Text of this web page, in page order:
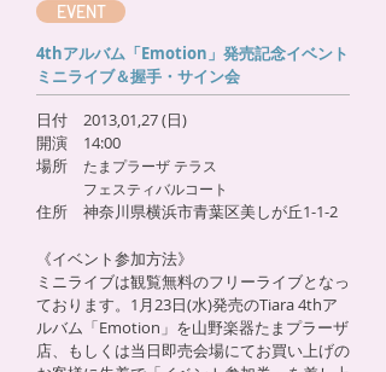
EVENT
4thアルバム「Emotion」発売記念イベント
ミニライブ＆握手・サイン会
日付 2013,01,27 (日)
開演 14:00
場所 たまプラーザ テラス
フェスティバルコート
住所 神奈川県横浜市青葉区美しが丘1-1-2
《イベント参加方法》
ミニライブは観覧無料のフリーライブとなっ
ております。1月23日(水)発売のTiara 4thア
ルバム「Emotion」を山野楽器たまプラーザ
店、もしくは当日即売会場にてお買い上げの